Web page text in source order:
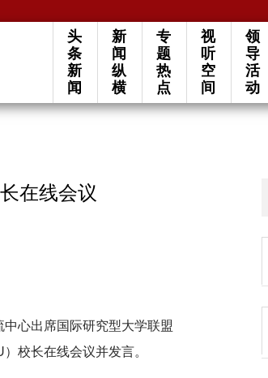
头
条
新
闻
新
闻
纵
横
专
题
热
点
视
听
空
间
领
导
活
动
在线会议
心出席国际研究型大学联盟
校长在线会议并发言。